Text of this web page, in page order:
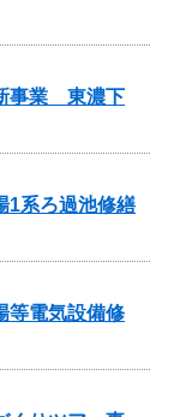
事業 東濃下
1系ろ過池修繕
等電気設備修